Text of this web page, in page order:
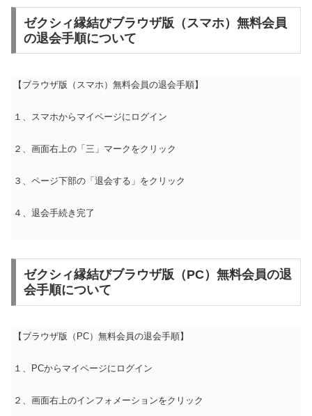
ゼクシィ縁結びブラウザ版（スマホ）無料会員
の退会手順について
【ブラウザ版（スマホ）無料会員の退会手順】
１、スマホからマイページにログイン
２、画面右上の「三」マークをクリック
３、ページ下部の「退会する」をクリック
４、退会手続き完了
ゼクシィ縁結びブラウザ版（PC）無料会員の退
会手順について
【ブラウザ版（PC）無料会員の退会手順】
１、PCからマイページにログイン
２、画面右上のインフォメーションをクリック